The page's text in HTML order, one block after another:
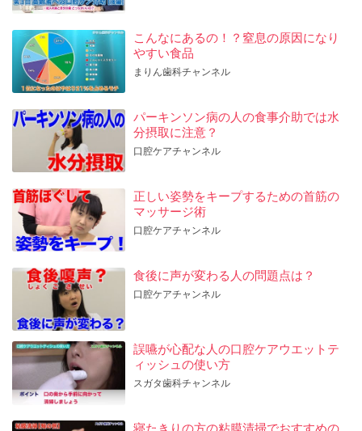
こんなにあるの！？窒息の原因になり
やすい食品
まりん歯科チャンネル
パーキンソン病の人の食事介助では水
分摂取に注意？
口腔ケアチャンネル
正しい姿勢をキープするための首筋の
マッサージ術
口腔ケアチャンネル
食後に声が変わる人の問題点は？
口腔ケアチャンネル
誤嚥が心配な人の口腔ケアウエットテ
ィッシュの使い方
スガタ歯科チャンネル
寝たきりの方の粘膜清掃でおすすめの